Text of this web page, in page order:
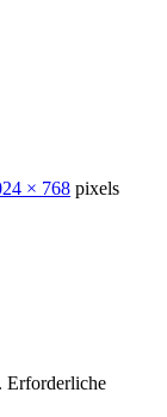
× 768 pixels
Erforderliche